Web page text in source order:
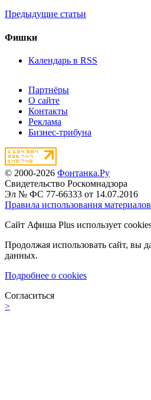
Предыдущие статьи
Фишки
Календарь в RSS
Партнёры
О сайте
Контакты
Реклама
Бизнес-трибуна
© 2000-2026 Фонтанка.Ру
Свидетельство Роскомнадзора
Эл № ФС 77-66333 от 14.07.2016
Правила использования
Сайт Афиша Plus использует
Продолжая использовать сайт, вы
данных.
Подробнее о cookies
Согласиться
>